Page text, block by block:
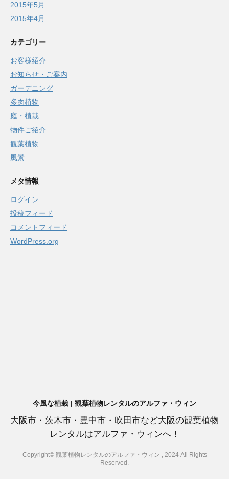
2015年5月
2015年4月
カテゴリー
お客様紹介
お知らせ・ご案内
ガーデニング
多肉植物
庭・植栽
物件ご紹介
観葉植物
風景
メタ情報
ログイン
投稿フィード
コメントフィード
WordPress.org
今風な植栽 | 観葉植物レンタルのアルファ・ウィン
大阪市・茨木市・豊中市・吹田市など大阪の観葉植物
レンタルはアルファ・ウィンへ！
Copyright© 観葉植物レンタルのアルファ・ウィン , 2024 All Rights
Reserved.